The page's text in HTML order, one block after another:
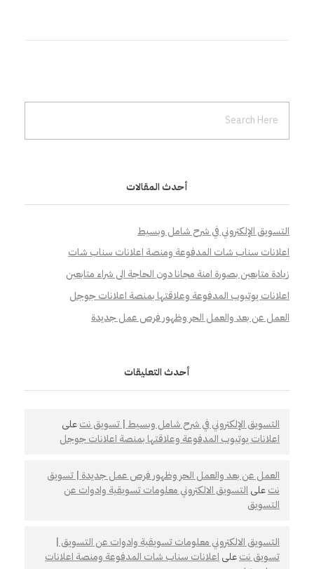
أحدث المقالات
التسويق الإلكتروني في شرح شامل وبسيط
اعلانات سناب شات المدفوعة ومنصة اعلانات سناب شات
زيادة متابعين بصورة امنة مجانا دون الحاجة الى شراء متابعين
اعلانات يوتيوب المدفوعة وعلاقتها بمنصة اعلانات جوجل
العمل عن بعد والعمل الحر وظهور فرص عمل جديدة
أحدث التعليقات
التسويق الإلكتروني في شرح شامل وبسيط | تسويق نتعلى
اعلانات يوتيوب المدفوعة وعلاقتها بمنصة اعلانات جوجل
العمل عن بعد والعمل الحر وظهور فرص عمل جديدة | تسويق
نتعلىالتسويق الالكتروني معلومات تسويقية وادوات عن
التسويق
التسويق الالكتروني معلومات تسويقية وادوات عن التسويق |
تسويق نتعلى اعلانات سناب شات المدفوعة ومنصة اعلانات